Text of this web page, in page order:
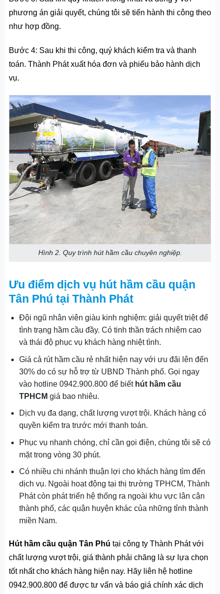
phương án giải quyết, chúng tôi sẽ tiến hành thi công theo
như hợp đồng.
Bước 4: Sau khi thi công, quý khách kiểm tra và thanh
toán. Thành Phát xuất hóa đơn và phiếu bảo hành dịch
vụ.
Hình 2. Quy trình hút hầm cầu chuyên nghiệp.
Ưu điểm dịch vụ hút hầm cầu quận
Tân Phú tại Thành Phát
Đội ngũ nhân viên giàu kinh nghiệm: giải quyết triệt để
tình trạng hầm cầu đầy. Có tinh thần trách nhiệm cao
và thái độ phục vụ khách hàng nhiệt tình.
Giá cả rút hầm cầu rẻ nhất hiện nay với ưu đãi lên đến
30% do có sự hỗ trợ từ UBND Thành phố. Gọi ngay
vào hotline 0942.900.800 để biết hút hầm cầu
TPHCM giá bao nhiêu.
Dịch vụ đa dạng, chất lượng vượt trội. Khách hàng có
quyền kiểm tra trước mới thanh toán.
Phục vụ nhanh chóng, chỉ cần gọi điện, chúng tôi sẽ có
mặt trong vòng 30 phút.
Có nhiều chi nhánh thuận lợi cho khách hàng tìm đến
dịch vụ. Ngoài hoạt động tại thị trường TPHCM, Thành
Phát còn phát triển hệ thống ra ngoài khu vực lân cận
thành phố, các quận huyện khác của những tỉnh thành
miền Nam.
Hút hầm cầu quận Tân Phú tại công ty Thành Phát với
chất lượng vượt trội, giá thành phải chăng là sự lựa chọn
tốt nhất cho khách hàng hiện nay. Hãy liên hệ hotline
0942.900.800 để được tư vấn và báo giá chính xác dịch